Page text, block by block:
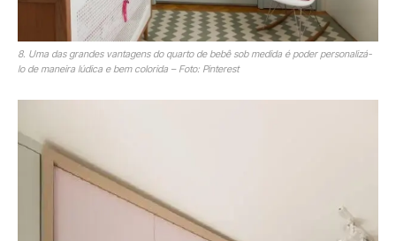
8. Uma das grandes vantagens do quarto de bebê sob medida é poder personalizá-
lo de maneira lúdica e bem colorida – Foto: Pinterest